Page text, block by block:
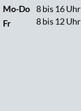
Mo-Do
Fr
8 bis 16 Uhr
8 bis 12 Uhr